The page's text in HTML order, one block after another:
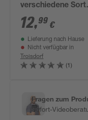
verschiedene
17 cm Topf
12,99 €
Lieferung nach Hause
Nicht verfügbar in
Troisdorf
(1)
Fragen zum
Sofort-